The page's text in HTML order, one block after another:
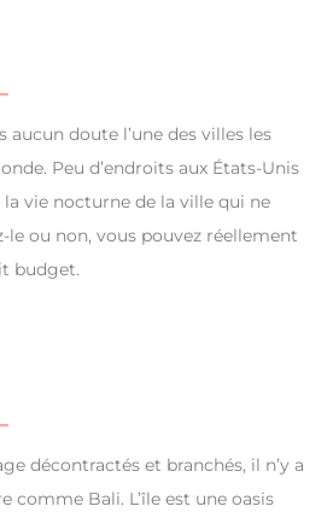
aucun doute l’une des villes les
Peu d’endroits aux États-Unis
vie nocturne de la ville qui ne
le ou non, vous pouvez réellement
budget.
décontractés et branchés, il n’y a
comme Bali. L’île est une oasis